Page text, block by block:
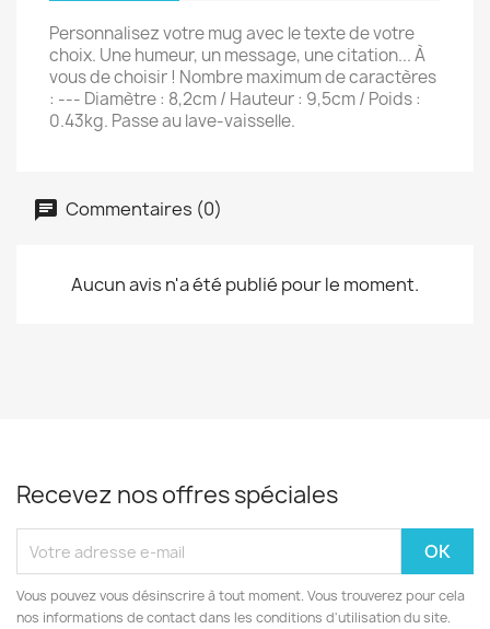
Personnalisez votre mug avec le texte de votre
choix. Une humeur, un message, une citation... À
vous de choisir ! Nombre maximum de caractères
: --- Diamètre : 8,2cm / Hauteur : 9,5cm / Poids :
0.43kg. Passe au lave-vaisselle.
Commentaires (0)
Aucun avis n'a été publié pour le moment.
Recevez nos offres spéciales
Vous pouvez vous désinscrire à tout moment. Vous trouverez pour cela
nos informations de contact dans les conditions d'utilisation du site.